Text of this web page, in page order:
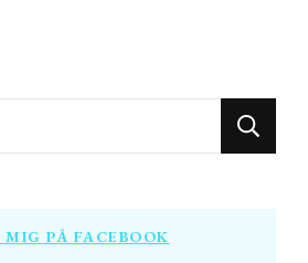
PÅ FACEBOOK